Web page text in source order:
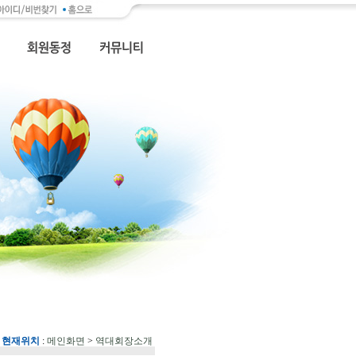
현재위치 : 메인화면 > 역대회장소개